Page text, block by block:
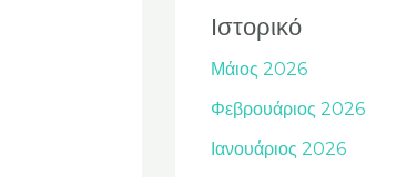
Ιστορικό
Μάιος 2026
Φεβρουάριος 2026
Ιανουάριος 2026